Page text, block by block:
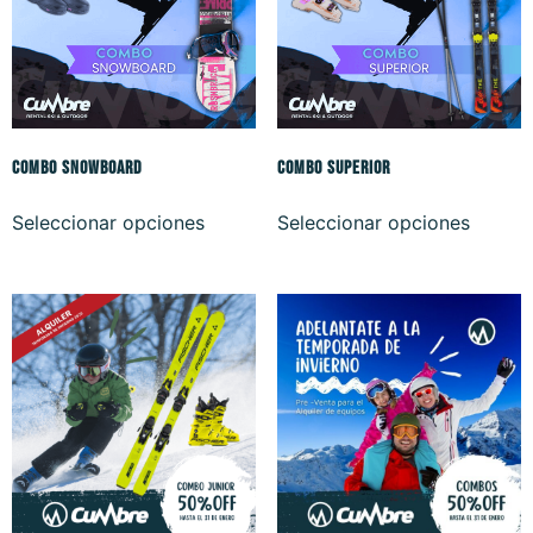
COMBO SNOWBOARD
Seleccionar opciones
COMBO SUPERIOR
Seleccionar opciones